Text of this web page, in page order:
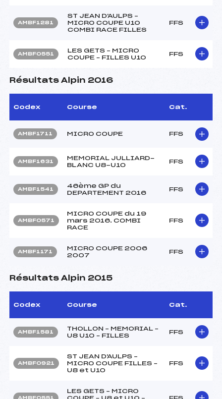
AMBF1281
ST JEAN D'AULPS –
MICRO COUPE U10
COMBI RACE FILLES
FFS
AMBF0551
LES GETS – MICRO
COUPE – FILLES U10
FFS
Résultats Alpin 2016
Codex Course Cat.
AMBF1711 MICRO COUPE FFS
AMBF1631
MEMORIAL JULLIARD-
BLANC U8-U10
FFS
AMBF1541
46ème GP du
DEPARTEMENT 2016
FFS
AMBF0571
MICRO COUPE du 19
mars 2016. COMBI
RACE
FFS
AMBF1171
MICRO COUPE 2006
2007
FFS
Résultats Alpin 2015
Codex Course Cat.
AMBF1581
THOLLON – MEMORIAL –
U8 U10 – FILLES
FFS
AMBF0921
ST JEAN D'AULPS –
MICRO COUPE FILLES –
U8 et U10
FFS
AMBF0551
LES GETS – MICRO
COUPE – U8 et U10 –
FFS